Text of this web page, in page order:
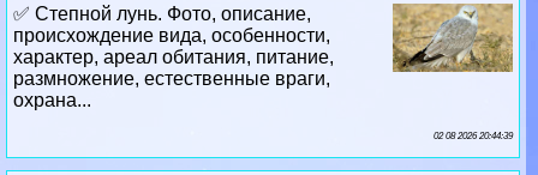
✅ Степной лунь. Фото, описание,
происхождение вида, особенности,
хаpaктер, ареал обитания, питание,
размножение, естественные враги,
охрана...
02 08 2026 20:44:39